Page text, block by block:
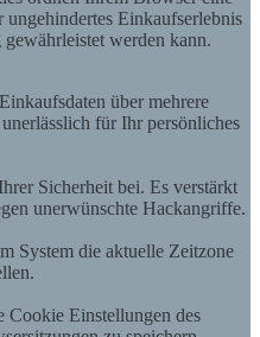
Einkaufserlebnis
werden kann.
über mehrere
für Ihr persönliches
Sicherheit bei. Es verstärkt
unerwünschte Hackangriffe.
System die aktuelle Zeitzone
Einstellungen des